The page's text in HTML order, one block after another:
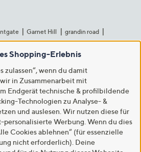
Garnet Hill
grandin road
Shopping-Erlebnis
zulassen“, wenn du damit
in Zusammenarbeit mit
Endgerät technische & profilbildende
Technologien zu Analyse- &
und auslesen. Wir nutzen diese für
personalisierte Werbung. Wenn du dies
Cookies ablehnen“ (für essenzielle
nicht erforderlich). Deine